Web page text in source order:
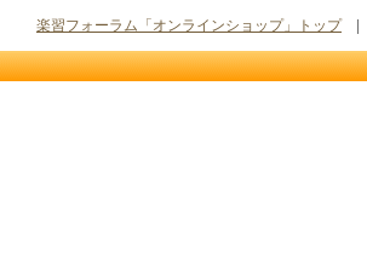
楽習フォーラム「オンラインショップ」トップ|